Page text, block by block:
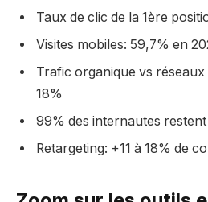
Taux de clic de la 1ère
Visites mobiles: 59,7% en
Trafic organique vs
18%
99% des internautes
Retargeting: +11 à 18% de